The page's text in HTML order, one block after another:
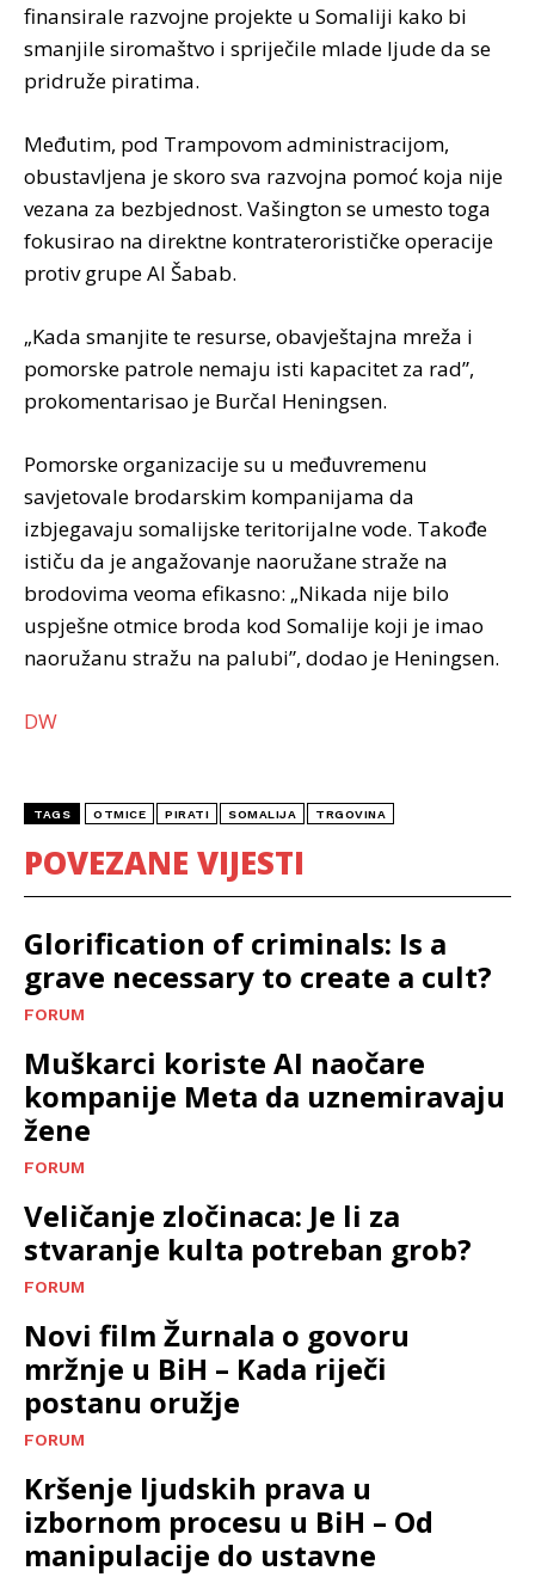
finansirale razvojne projekte u Somaliji kako bi
smanjile siromaštvo i spriječile mlade ljude da se
pridruže piratima.
Međutim, pod Trampovom administracijom,
obustavljena je skoro sva razvojna pomoć koja nije
vezana za bezbjednost. Vašington se umesto toga
fokusirao na direktne kontraterorističke operacije
protiv grupe Al Šabab.
„Kada smanjite te resurse, obavještajna mreža i
pomorske patrole nemaju isti kapacitet za rad”,
prokomentarisao je Burčal Heningsen.
Pomorske organizacije su u međuvremenu
savjetovale brodarskim kompanijama da
izbjegavaju somalijske teritorijalne vode. Takođe
ističu da je angažovanje naoružane straže na
brodovima veoma efikasno: „Nikada nije bilo
uspješne otmice broda kod Somalije koji je imao
naoružanu stražu na palubi”, dodao je Heningsen.
DW
TAGS OTMICE PIRATI SOMALIJA TRGOVINA
POVEZANE VIJESTI
Glorification of criminals: Is a
grave necessary to create a cult?
FORUM
Muškarci koriste AI naočare
kompanije Meta da uznemiravaju
žene
FORUM
Veličanje zločinaca: Je li za
stvaranje kulta potreban grob?
FORUM
Novi film Žurnala o govoru
mržnje u BiH – Kada riječi
postanu oružje
FORUM
Kršenje ljudskih prava u
izbornom procesu u BiH – Od
manipulacije do ustavne